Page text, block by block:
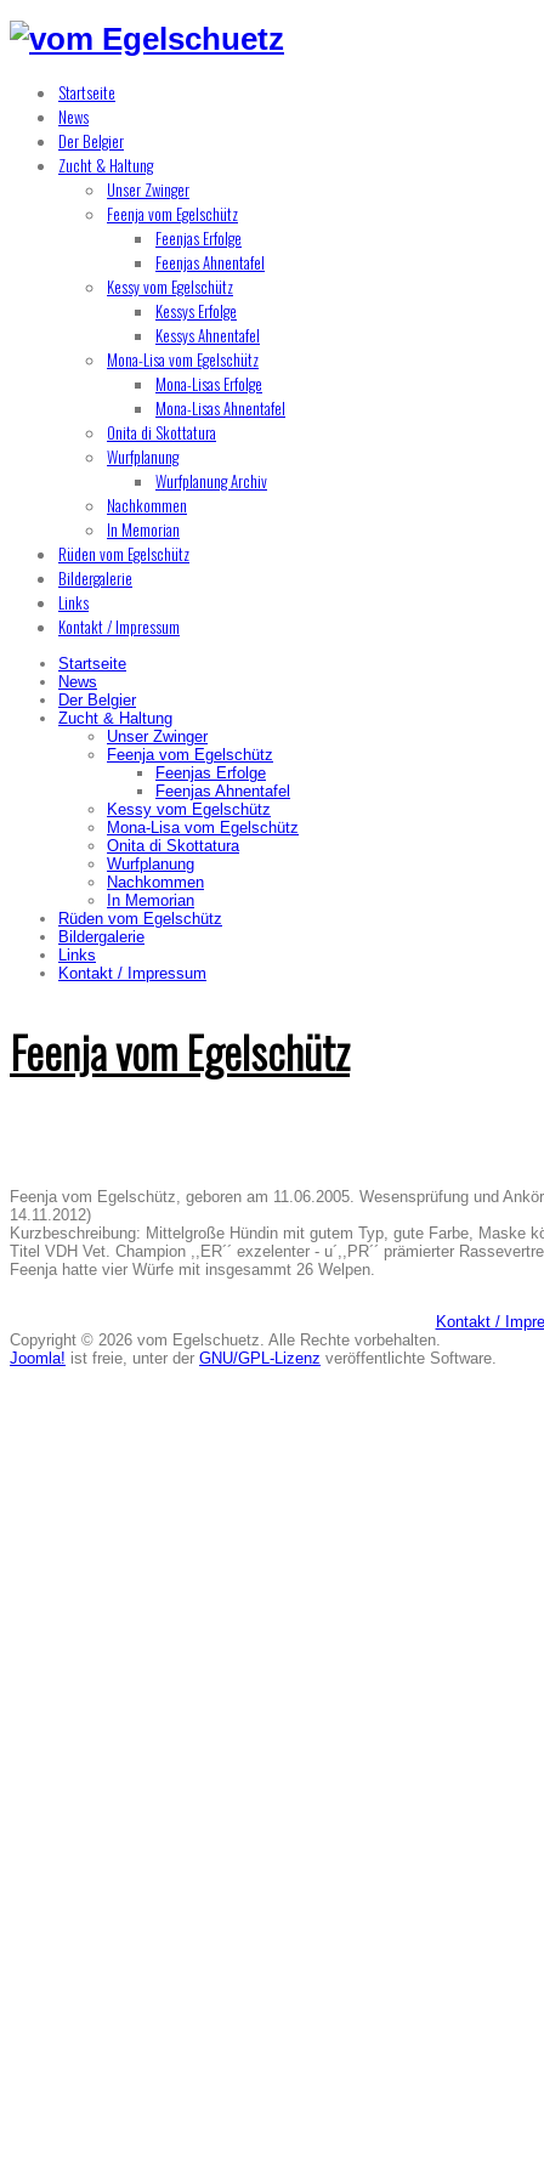
Startseite
News
Der Belgier
Zucht & Haltung
Unser Zwinger
Feenja vom Egelschütz
Feenjas Erfolge
Feenjas Ahnentafel
Kessy vom Egelschütz
Kessys Erfolge
Kessys Ahnentafel
Mona-Lisa vom Egelschütz
Mona-Lisas Erfolge
Mona-Lisas Ahnentafel
Onita di Skottatura
Wurfplanung
Wurfplanung Archiv
Nachkommen
In Memorian
Rüden vom Egelschütz
Bildergalerie
Links
Kontakt / Impressum
Startseite
News
Der Belgier
Zucht & Haltung
Unser Zwinger
Feenja vom Egelschütz
Feenjas Erfolge
Feenjas Ahnentafel
Kessy vom Egelschütz
Mona-Lisa vom Egelschütz
Onita di Skottatura
Wurfplanung
Nachkommen
In Memorian
Rüden vom Egelschütz
Bildergalerie
Links
Kontakt / Impressum
Feenja vom Egelschütz
Feenja vom Egelschütz, geboren am 11.06.2005. Wesensprüfung und
14.11.2012)
Kurzbeschreibung: Mittelgroße Hündin mit gutem Typ, gute Farbe, Maske
Titel VDH Vet. Champion ,,ER´´ exzelenter - u´,,PR´´ prämierter
Feenja hatte vier Würfe mit insgesammt 26 Welpen.
Kontakt /
Copyright © 2026 vom Egelschuetz. Alle Rechte vorbehalten.
Joomla! ist freie, unter der GNU/GPL-Lizenz veröffentlichte Software.